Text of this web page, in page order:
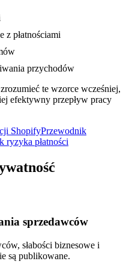
z płatnościami
przychodów
te wzorce wcześniej,
efektywny przepływ pracy
ShopifyPrzewodnik
ryzyka płatności
sprzedawców
słabości biznesowe i
są publikowane.